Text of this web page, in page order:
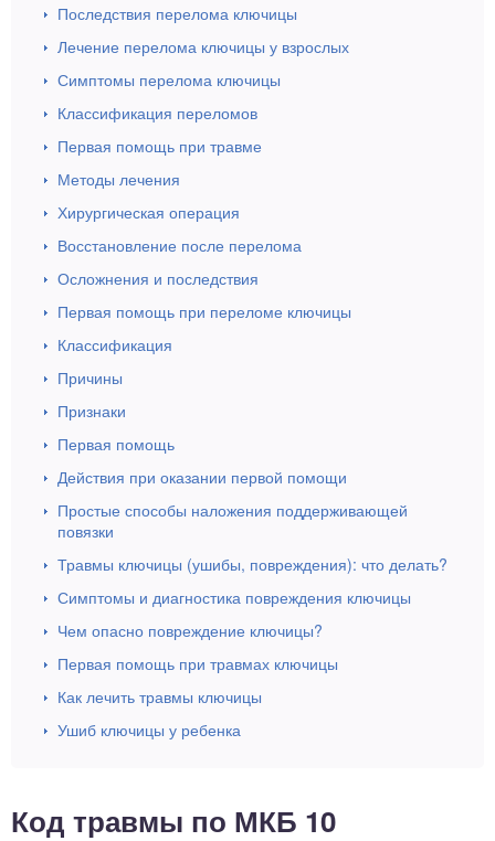
Последствия перелома ключицы
Лечение перелома ключицы у взрослых
Симптомы перелома ключицы
Классификация переломов
Первая помощь при травме
Методы лечения
Хирургическая операция
Восстановление после перелома
Осложнения и последствия
Первая помощь при переломе ключицы
Классификация
Причины
Признаки
Первая помощь
Действия при оказании первой помощи
Простые способы наложения поддерживающей
повязки
Травмы ключицы (ушибы, повреждения): что делать?
Симптомы и диагностика повреждения ключицы
Чем опасно повреждение ключицы?
Первая помощь при травмах ключицы
Как лечить травмы ключицы
Ушиб ключицы у ребенка
Код травмы по МКБ 10